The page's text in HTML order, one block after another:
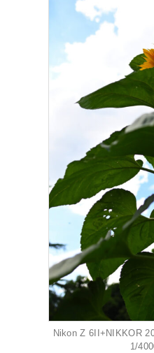
Nikon Z 6II+NIKKOR
1/